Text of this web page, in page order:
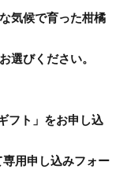
気候で育った柑橘
選びください。
フト」をお申し込
用申し込みフォー